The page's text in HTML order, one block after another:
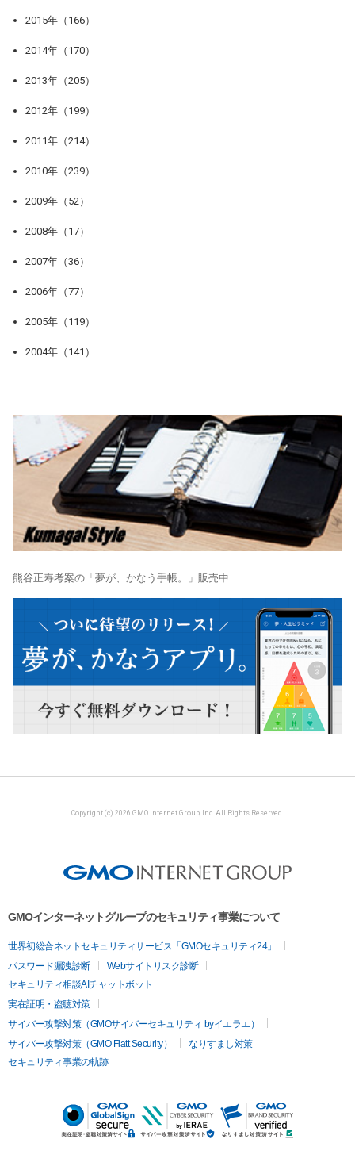
2015年（166）
2014年（170）
2013年（205）
2012年（199）
2011年（214）
2010年（239）
2009年（52）
2008年（17）
2007年（36）
2006年（77）
2005年（119）
2004年（141）
熊谷正寿考案の「夢が、かなう手帳。」販売中
Copyright (c) 2026 GMO Internet Group, Inc. All Rights Reserved.
GMOインターネットグループのセキュリティ事業について
世界初総合ネットセキュリティサービス「GMOセキュリティ24」
パスワード漏洩診断
Webサイトリスク診断
セキュリティ相談AIチャットボット
実在証明・盗聴対策
サイバー攻撃対策（GMOサイバーセキュリティ byイエラエ）
サイバー攻撃対策（GMO Flatt Security）
なりすまし対策
セキュリティ事業の軌跡